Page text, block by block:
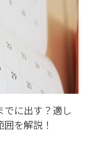
でに出す？適し
を解説！